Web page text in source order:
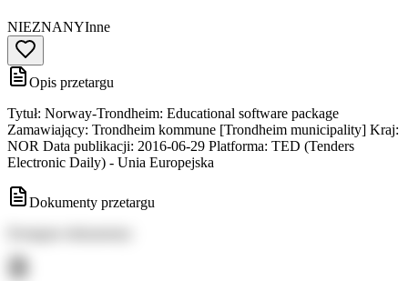
NIEZNANYInne
Opis przetargu
Tytuł: Norway-Trondheim: Educational software package
Zamawiający: Trondheim kommune [Trondheim municipality] Kraj:
NOR Data publikacji: 2016-06-29 Platforma: TED (Tenders
Electronic Daily) - Unia Europejska
Dokumenty przetargu